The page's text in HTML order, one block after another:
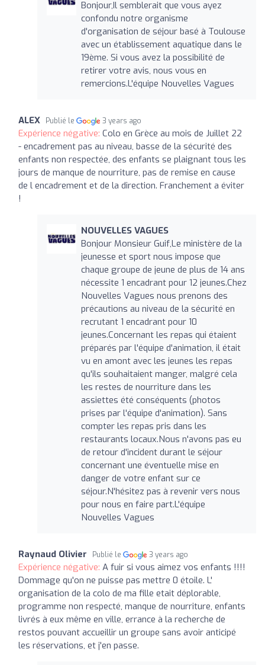
Bonjour,Il semblerait que vous ayez
confondu notre organisme
d'organisation de séjour basé à Toulouse
avec un établissement aquatique dans le
19ème. Si vous avez la possibilité de
retirer votre avis, nous vous en
remercions.L'équipe Nouvelles Vagues
ALEX Publié le 3 years ago
Expérience négative: Colo en Grèce au mois de Juillet 22
- encadrement pas au niveau, basse de la sécurité des
enfants non respectée, des enfants se plaignant tous les
jours de manque de nourriture, pas de remise en cause
de l encadrement et de la direction. Franchement a éviter
!
NOUVELLES VAGUES
Bonjour Monsieur Guif,Le ministère de la
jeunesse et sport nous impose que
chaque groupe de jeune de plus de 14 ans
nécessite 1 encadrant pour 12 jeunes.Chez
Nouvelles Vagues nous prenons des
précautions au niveau de la sécurité en
recrutant 1 encadrant pour 10
jeunes.Concernant les repas qui étaient
préparés par l'équipe d'animation, il était
vu en amont avec les jeunes les repas
qu'ils souhaitaient manger, malgré cela
les restes de nourriture dans les
assiettes été conséquents (photos
prises par l'équipe d'animation). Sans
compter les repas pris dans les
restaurants locaux.Nous n'avons pas eu
de retour d'incident durant le séjour
concernant une éventuelle mise en
danger de votre enfant sur ce
séjour.N'hésitez pas à revenir vers nous
pour nous en faire part.L'équipe
Nouvelles Vagues
Raynaud Olivier Publié le 3 years ago
Expérience négative: A fuir si vous aimez vos enfants !!!!
Dommage qu'on ne puisse pas mettre 0 étoile. L'
organisation de la colo de ma fille etait déplorable,
programme non respecté, manque de nourriture, enfants
livrés à eux même en ville, errance à la recherche de
restos pouvant accueillir un groupe sans avoir anticipé
les réservations, et j'en passe.